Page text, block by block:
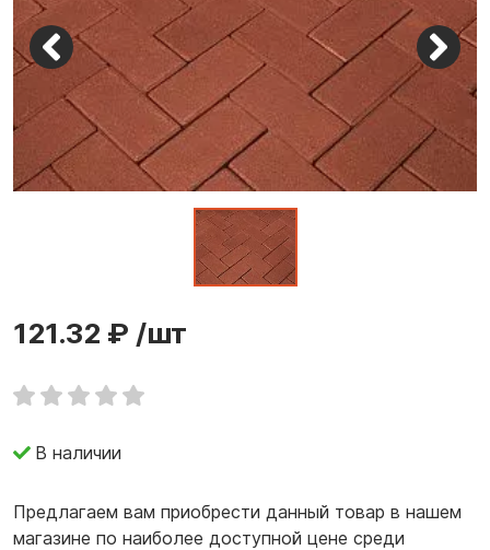
121.32 ₽ /шт
В наличии
Предлагаем вам приобрести данный товар в нашем
магазине по наиболее доступной цене среди